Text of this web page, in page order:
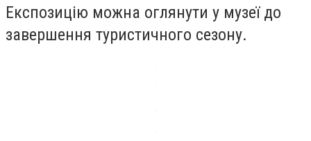
Експозицію можна оглянути у музеї до
завершення туристичного сезону.